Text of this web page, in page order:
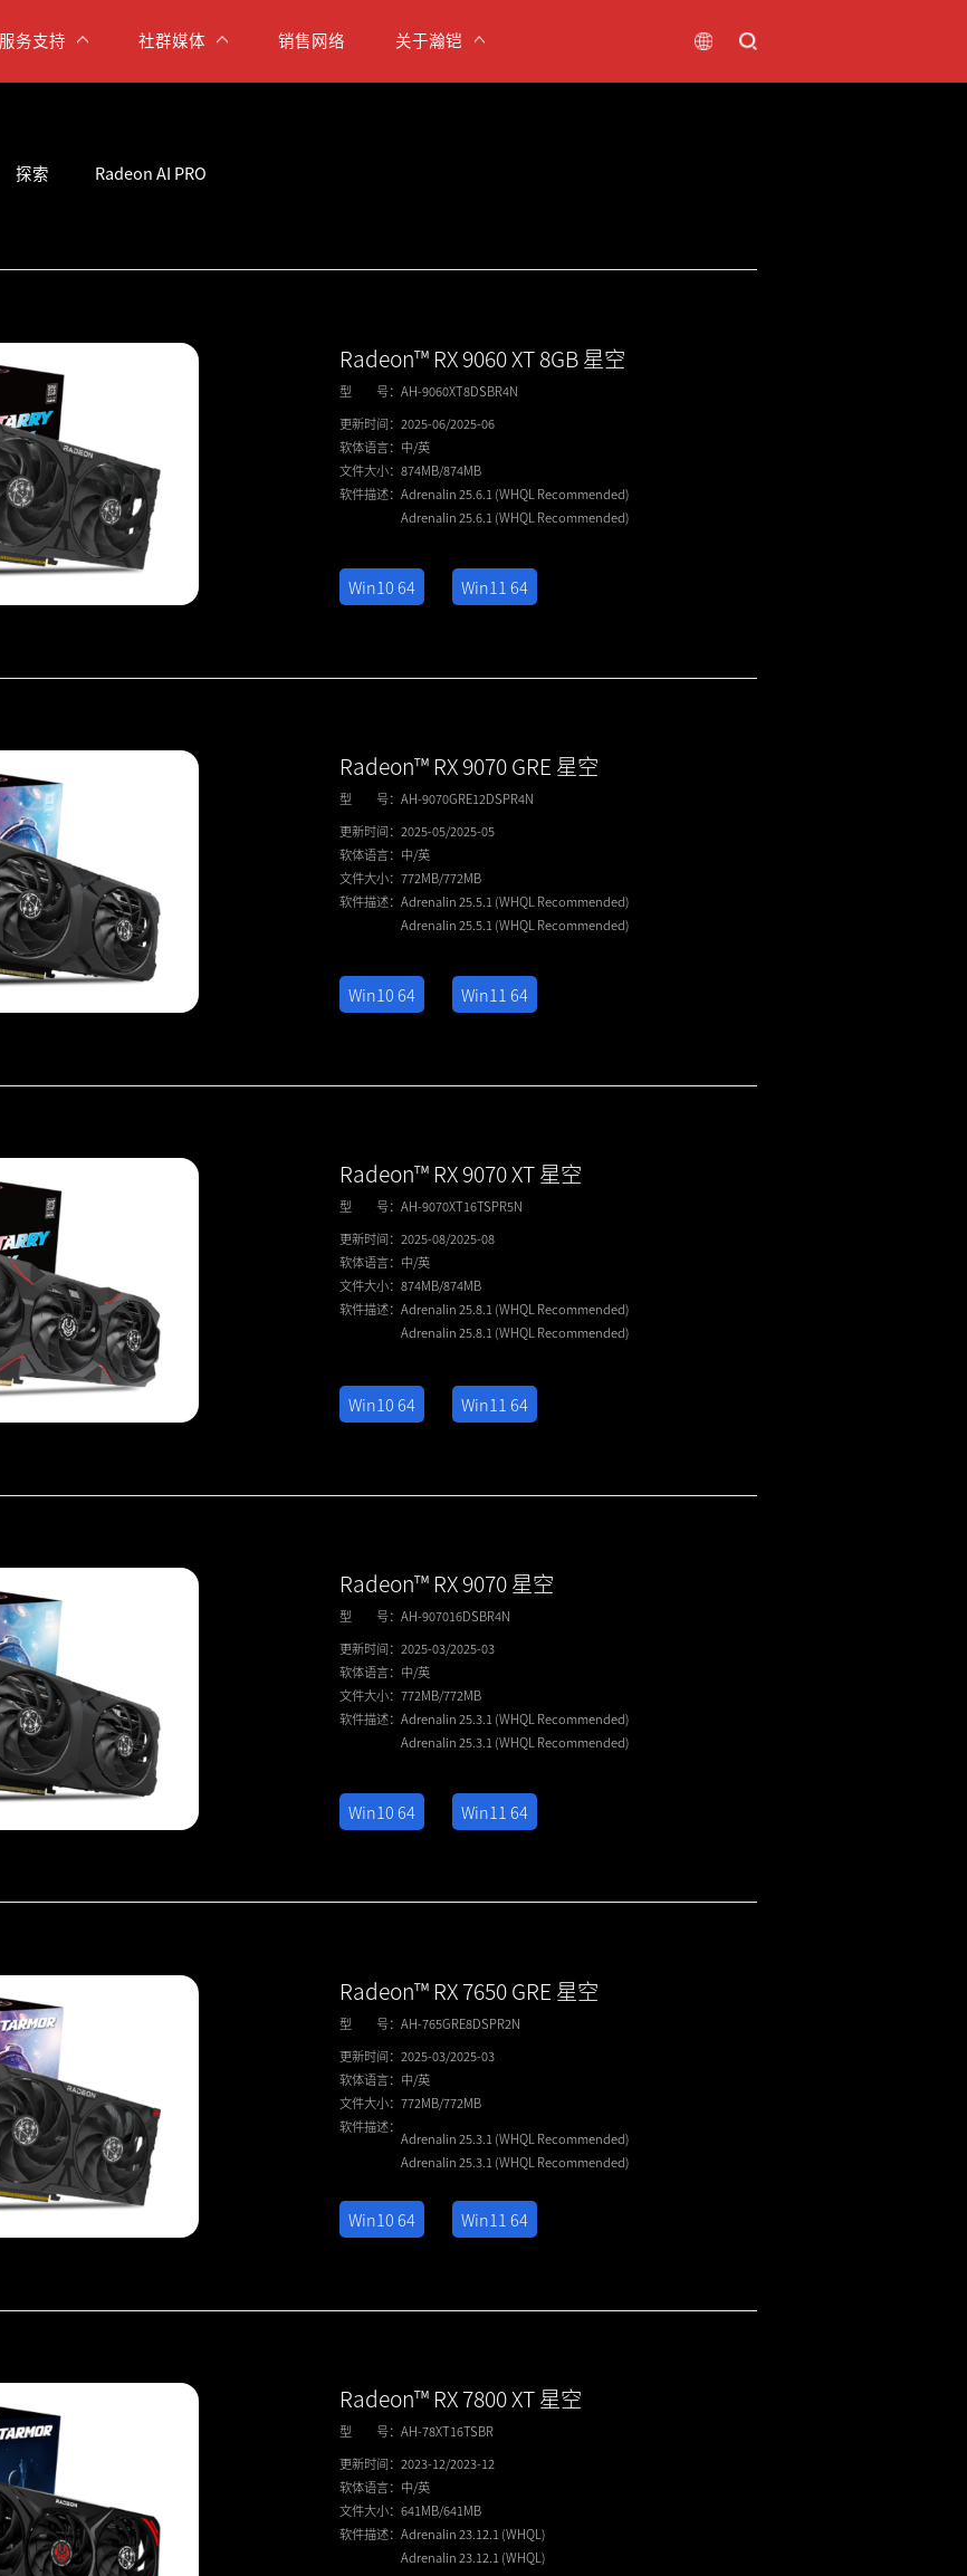
服务支持 社群媒体 销售网络 关于瀚铠
探索 Radeon AI PRO
Radeon™ RX 9060 XT 8GB 星空
型 号：AH-9060XT8DSBR4N
更新时间：2025-06/2025-06
软体语言： 中/英
文件大小：874MB/874MB
软件描述：Adrenalin 25.6.1 (WHQL Recommended)
Adrenalin 25.6.1 (WHQL Recommended)
Win10 64 Win11 64
Radeon™ RX 9070 GRE 星空
型 号：AH-9070GRE12DSPR4N
更新时间：2025-05/2025-05
软体语言： 中/英
文件大小：772MB/772MB
软件描述：Adrenalin 25.5.1 (WHQLRecommended)
Adrenalin 25.5.1 (WHQLRecommended)
Win10 64 Win11 64
Radeon™ RX 9070 XT 星空
型 号：AH-9070XT16TSPR5N
更新时间：2025-08/2025-08
软体语言： 中/英
文件大小：874MB/874MB
软件描述：Adrenalin 25.8.1 (WHQLRecommended)
Adrenalin 25.8.1 (WHQLRecommended)
Win10 64 Win11 64
Radeon™ RX 9070 星空
型 号：AH-907016DSBR4N
更新时间：2025-03/2025-03
软体语言： 中/英
文件大小：772MB/772MB
软件描述：Adrenalin 25.3.1 (WHQLRecommended)
Adrenalin 25.3.1 (WHQLRecommended)
Win10 64 Win11 64
Radeon™ RX 7650 GRE 星空
型 号：AH-765GRE8DSPR2N
更新时间：2025-03/2025-03
软体语言： 中/英
文件大小：772MB/772MB
软件描述：
Adrenalin 25.3.1 (WHQL Recommended)
Adrenalin 25.3.1 (WHQL Recommended)
Win10 64 Win11 64
Radeon™ RX 7800 XT 星空
型 号：AH-78XT16TSBR
更新时间：2023-12/2023-12
软体语言： 中/英
文件大小：641MB/641MB
软件描述：Adrenalin 23.12.1 (WHQL)
Adrenalin 23.12.1 (WHQL)